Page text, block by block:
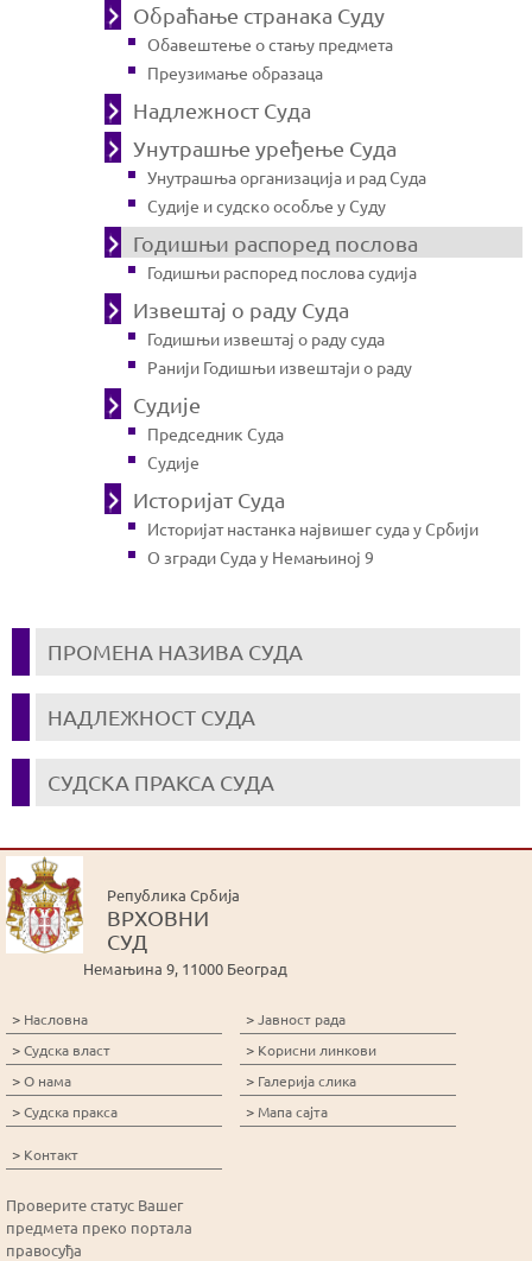
Обраћање странака Суду
Обавештење о стању предмета
Преузимање образаца
Надлежност Суда
Унутрашње уређење Суда
Унутрашња организација и рад Суда
Судије и судско особље у Суду
Годишњи распоред послова
Годишњи распоред послова судија
Извештај о раду Суда
Годишњи извештај о раду суда
Ранији Годишњи извештаји о раду
Судије
Председник Суда
Судије
Историјат Суда
Историјат настанка највишег суда у Србији
О згради Суда у Немањиној 9
ПРОМЕНА НАЗИВА СУДА
НАДЛЕЖНОСТ СУДА
СУДСКА ПРАКСА СУДА
Република Србија
ВРХОВНИ
СУД
Немањина 9, 11000 Београд
> Насловна
>Судска власт
>О нама
>Судска пракса
>Јавност рада
> Корисни линкови
> Галерија слика
> Мапа сајта
> Контакт
Проверите статус Вашег
предмета преко портала
правосуђа